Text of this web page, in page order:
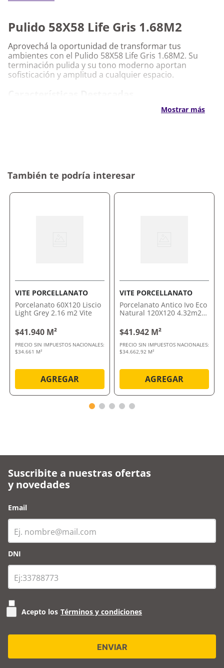
Pulido 58X58 Life Gris 1.68M2
Aprovechá la oportunidad de transformar tus
ambientes con el Pulido 58X58 Life Gris 1.68M2. Su
terminación pulida y su tono moderno aportan
sofisticación y amplitud a cualquier espacio.
y durabilidad
Fácil mantenimiento para mayor practicidad
Por qué nos gusta Pulido 58X58 Life Gris
tienda.
Mostrar más
También te podría interesar
VITE PORCELLANATO
Porcelanato 60X120 Liscio
Light Grey 2.16 m2 Vite
$41.940 M²
PRECIO SIN IMPUESTOS NACIONALES:
$34.661 M²
AGREGAR
VITE PORCELLANATO
Porcelanato Antico Ivo Eco
Natural 120X120 4.32m2
$41.942 M²
PRECIO SIN IMPUESTOS NACIONALES:
$34.662,92 M²
AGREGAR
Suscribite a nuestras ofertas
y novedades
Email
DNI
Acepto los Términos y condiciones